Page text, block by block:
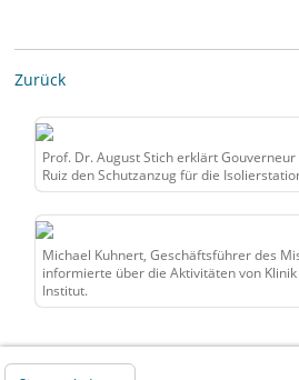
Zurück
Prof. Dr. August Stich erklärt Gouverneur
Ruiz den Schutzanzug für die
Michael Kuhnert, Geschäftsführer des
informierte über die Aktivitäten von
Institut.